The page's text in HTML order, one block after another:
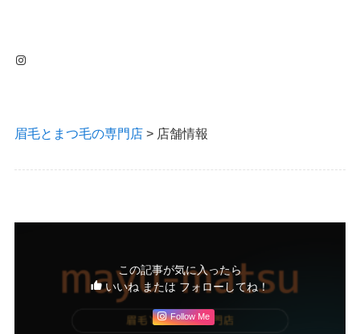
Instagram
眉毛とまつ毛の専門店> 店舗情報
この記事が気に入ったら
いいね または フォローしてね！
Follow Me